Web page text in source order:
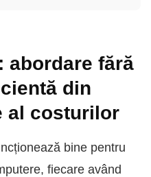
abordare fără
din
al costurilor
bine pentru
fiecare având